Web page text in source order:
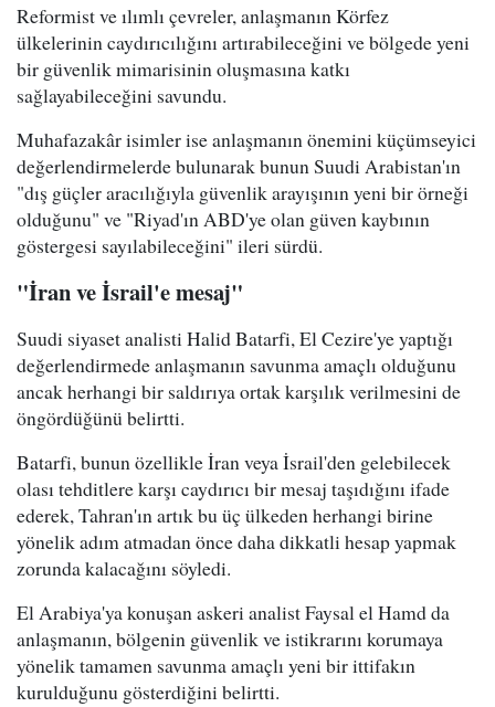
Reformist ve ılımlı çevreler, anlaşmanın Körfez
ülkelerinin caydırıcılığını artırabileceğini ve bölgede yeni
bir güvenlik mimarisinin oluşmasına katkı
sağlayabileceğini savundu.
Muhafazakâr isimler ise anlaşmanın önemini küçümseyici
değerlendirmelerde bulunarak bunun Suudi Arabistan'ın
"dış güçler aracılığıyla güvenlik arayışının yeni bir örneği
olduğunu" ve "Riyad'ın ABD'ye olan güven kaybının
göstergesi sayılabileceğini" ileri sürdü.
"İran ve İsrail'e mesaj"
Suudi siyaset analisti Halid Batarfi, El Cezire'ye yaptığı
değerlendirmede anlaşmanın savunma amaçlı olduğunu
ancak herhangi bir saldırıya ortak karşılık verilmesini de
öngördüğünü belirtti.
Batarfi, bunun özellikle İran veya İsrail'den gelebilecek
olası tehditlere karşı caydırıcı bir mesaj taşıdığını ifade
ederek, Tahran'ın artık bu üç ülkeden herhangi birine
yönelik adım atmadan önce daha dikkatli hesap yapmak
zorunda kalacağını söyledi.
El Arabiya'ya konuşan askeri analist Faysal el Hamd da
anlaşmanın, bölgenin güvenlik ve istikrarını korumaya
yönelik tamamen savunma amaçlı yeni bir ittifakın
kurulduğunu gösterdiğini belirtti.